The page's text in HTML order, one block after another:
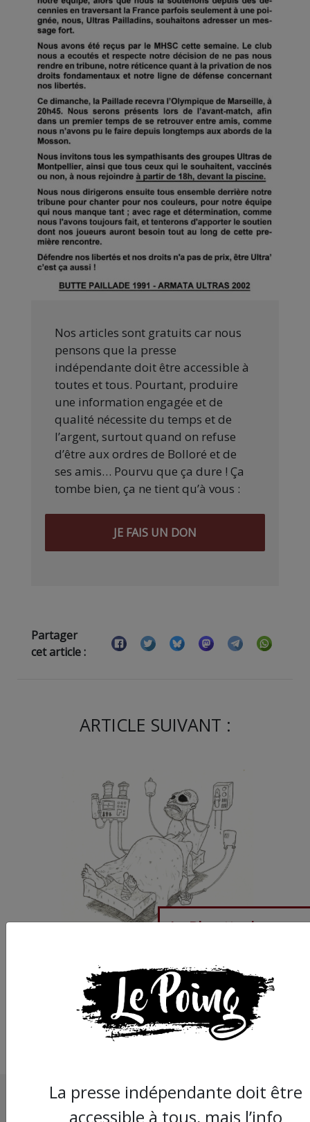
Nos articles sont gratuits car nous
pensons que la presse
indépendante doit être accessible à
toutes et tous. Pourtant, produire
une information engagée et de
qualité nécessite du temps et de
l’argent, surtout quand on refuse
d’être aux ordres de Bolloré et de
ses amis… Pourvu que ça dure ! Ça
tombe bien, ça ne tient qu’à vous :
JE FAIS UN DON
Partager
cet article :
ARTICLE SUIVANT :
La Blazette de
La presse indépendante doit être
accessible à tous, mais l’info